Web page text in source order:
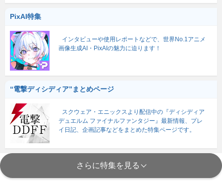
PixAI特集
インタビューや使用レポートなどで、世界No.1アニメ
画像生成AI・PixAIの魅力に迫ります！
“電撃ディシディア”まとめページ
スクウェア・エニックスより配信中の『ディシディア
デュエルム ファイナルファンタジー』最新情報、プレ
イ日記、企画記事などをまとめた特集ページです。
さらに特集を見る